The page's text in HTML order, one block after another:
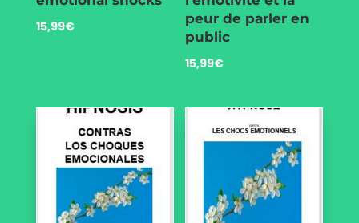
15,99€
peur de parler en
public
15,99€